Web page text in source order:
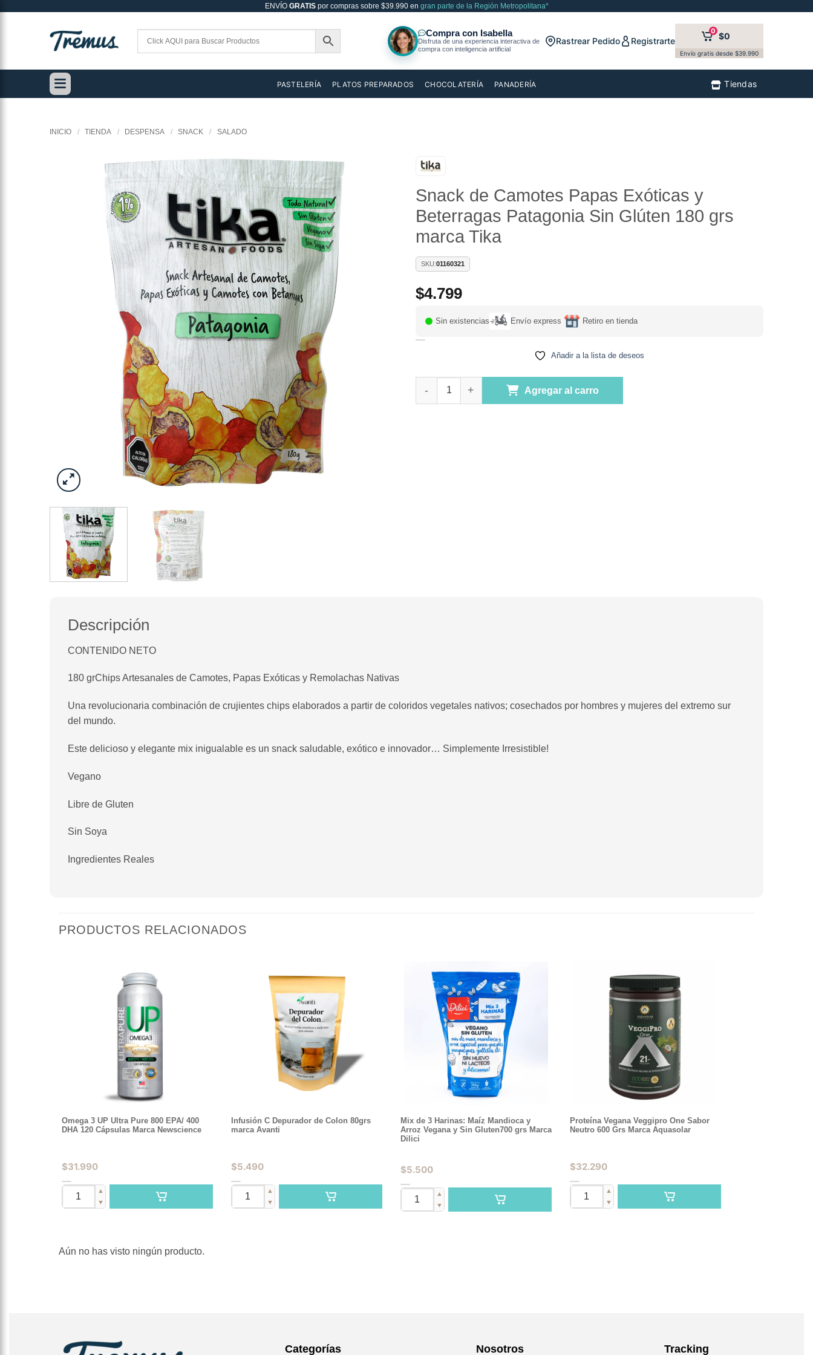
ENVÍO GRATISpor compras sobre $39.990 en gran parte de la Región Metropolitana*
Rastrear Pedido Registrarte
0 $0
Envío gratis desde $39.990
PASTELERÍA PLATOS PREPARADOS CHOCOLATERÍA PANADERÍA Tiendas
INICIO / TIENDA / DESPENSA / SNACK / SALADO
Snack de Camotes Papas Exóticas y
Beterragas Patagonia Sin Glúten 180 grs
marca Tika
SKU:01160321
$4.799
Sin existencias Envío express Retiro en tienda
Añadir a la lista de deseos
Snack de Camotes Papas Exóticas y Beterragas Patagonia Sin Glúten 180 grs marca Tika
Agregar al carro
Descripción
CONTENIDO NETO
180 grChips Artesanales de Camotes, Papas Exóticas y Remolachas Nativas
Una revolucionaria combinación de crujientes chips elaborados a partir de coloridos vegetales nativos; cosechados por hombres y mujeres del extremo sur
del mundo.
Este delicioso y elegante mix inigualable es un snack saludable, exótico e innovador… Simplemente Irresistible!
Vegano
Libre de Gluten
Sin Soya
Ingredientes Reales
PRODUCTOS RELACIONADOS
Omega 3 UP Ultra Pure 800 EPA/ 400
DHA 120 Cápsulas Marca Newscience
$31.990
▲
▼
Infusión C Depurador de Colon 80grs
marca Avanti
$5.490
▲
▼
Mix de 3 Harinas: Maíz Mandioca y
Arroz Vegana y Sin Gluten700 grs Marca
Dilici
$5.500
▲
▼
Proteína Vegana Veggipro One Sabor
Neutro 600 Grs Marca Aquasolar
$32.290
▲
▼
Aún no has visto ningún producto.
Categorías Nosotros Tracking